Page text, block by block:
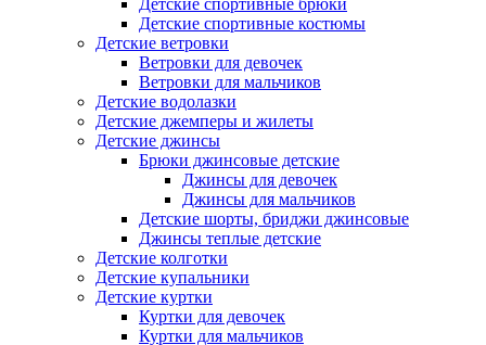
Детские спортивные брюки
Детские спортивные костюмы
Детские ветровки
Ветровки для девочек
Ветровки для мальчиков
Детские водолазки
Детские джемперы и жилеты
Детские джинсы
Брюки джинсовые детские
Джинсы для девочек
Джинсы для мальчиков
Детские шорты, бриджи джинсовые
Джинсы теплые детские
Детские колготки
Детские купальники
Детские куртки
Куртки для девочек
Куртки для мальчиков